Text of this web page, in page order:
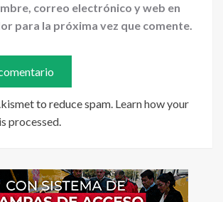
correo electrónico y web en
para la próxima vez que comente.
to reduce spam. Learn how your
processed.